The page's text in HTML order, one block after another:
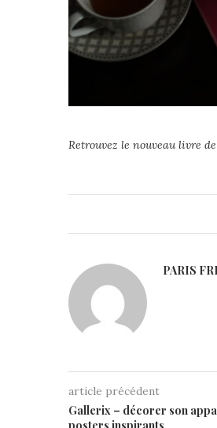
Retrouvez le nouveau livre
PARIS
article précédent
Gallerix – décorer son